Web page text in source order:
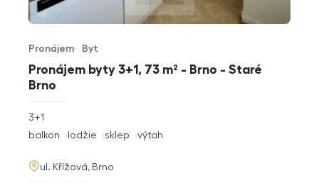
Pronájem byty 3+1, 73 m² - Brno - Staré
Brno
Typ nabídky
Pronájem
Typ nemovitosti
Byt
rozměry
3+1
funkce
balkon lodžie sklep výtah
adresa
ul. Křížová, Brno